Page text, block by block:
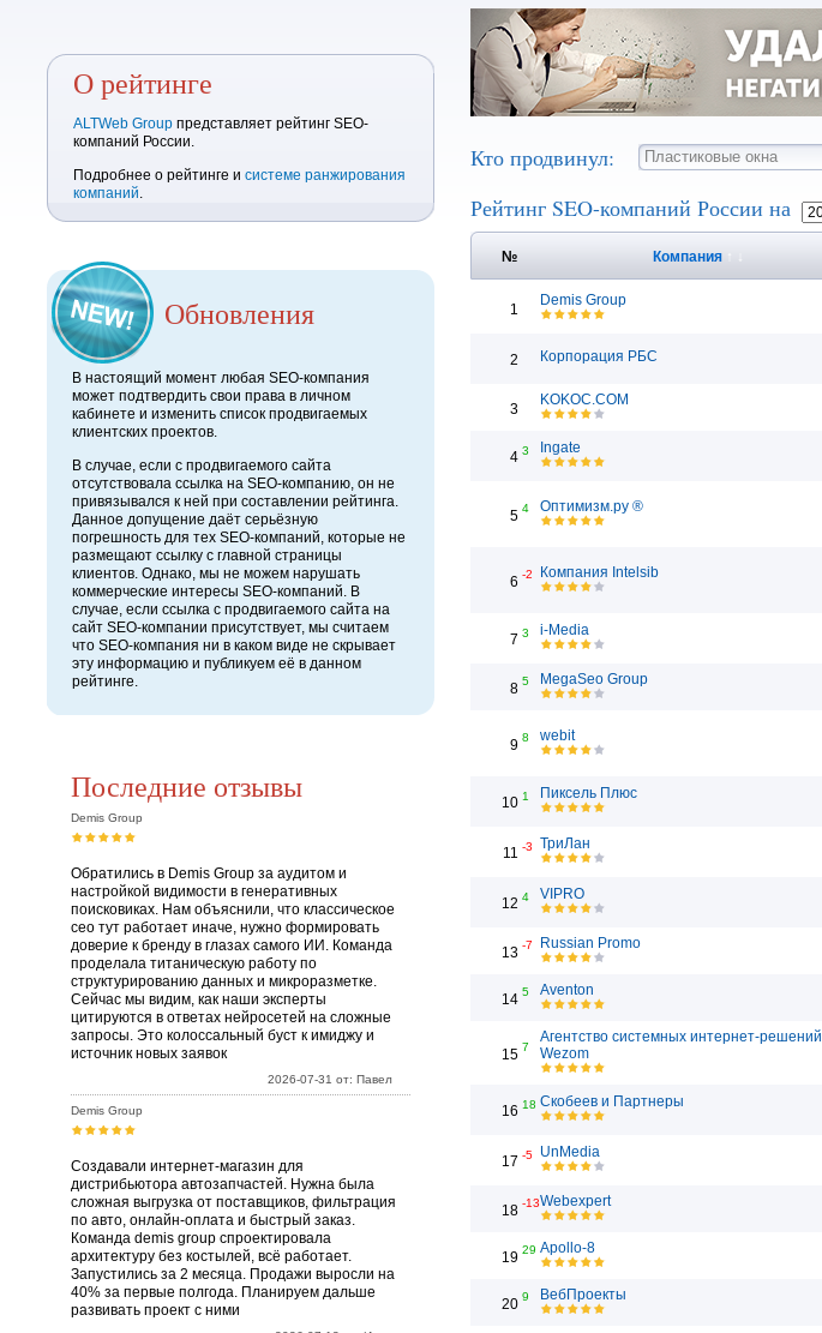
О рейтинге
ALTWeb Group представляет рейтинг SEO-
компаний России.
Подробнее о рейтинге и системе ранжирования
компаний.
Обновления
В настоящий момент любая SEO-компания
может подтвердить свои права в личном
кабинете и изменить список продвигаемых
клиентских проектов.
В случае, если с продвигаемого сайта
отсутствовала ссылка на SEO-компанию, он не
привязывался к ней при составлении рейтинга.
Данное допущение даёт серьёзную
погрешность для тех SEO-компаний, которые не
размещают ссылку с главной страницы
клиентов. Однако, мы не можем нарушать
коммерческие интересы SEO-компаний. В
случае, если ссылка с продвигаемого сайта на
сайт SEO-компании присутствует, мы считаем
что SEO-компания ни в каком виде не скрывает
эту информацию и публикуем её в данном
рейтинге.
Последние отзывы
Demis Group
Обратились в Demis Group за аудитом и
настройкой видимости в генеративных
поисковиках. Нам объяснили, что классическое
сео тут работает иначе, нужно формировать
доверие к бренду в глазах самого ИИ. Команда
проделала титаническую работу по
структурированию данных и микроразметке.
Сейчас мы видим, как наши эксперты
цитируются в ответах нейросетей на сложные
запросы. Это колоссальный буст к имиджу и
источник новых заявок
2026-07-31 от: Павел
Demis Group
Создавали интернет-магазин для
дистрибьютора автозапчастей. Нужна была
сложная выгрузка от поставщиков, фильтрация
по авто, онлайн-оплата и быстрый заказ.
Команда demis group спроектировала
архитектуру без костылей, всё работает.
Запустились за 2 месяца. Продажи выросли на
40% за первые полгода. Планируем дальше
развивать проект с ними
Кто продвинул:
Рейтинг SEO-компаний России на
№ Компания
1
Demis Group
2 Корпорация РБС
3
KOKOC.COM
4 3 Ingate
5 4 Оптимизм.ру ®
6 -2 Компания Intelsib
7 3 i-Media
8 5 MegaSeo Group
9 8 webit
10 1 Пиксель Плюс
11 -3 ТриЛан
12 4 VIPRO
13 -7 Russian Promo
14 5 Aventon
15 7
Агентство системных интернет-решений
Wezom
16 18 Скобеев и Партнеры
17 -5 UnMedia
18 -13Webexpert
19 29 Apollo-8
20 9 ВебПроекты